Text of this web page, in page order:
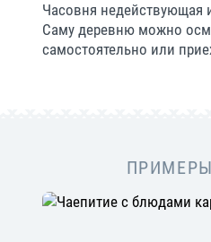
Часовня недействующая
Саму деревню можно
самостоятельно или